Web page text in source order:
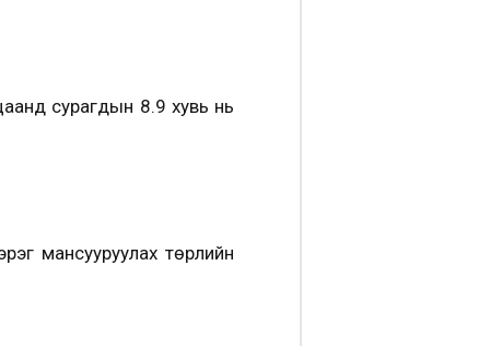
сурагдын 8.9 хувь нь
мансууруулах төрлийн